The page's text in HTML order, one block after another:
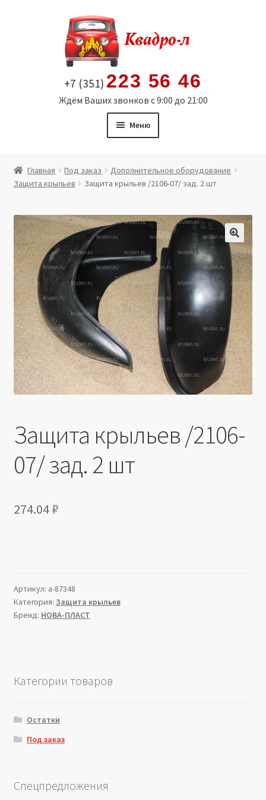
содержимому
+7 (351) 223 56 46
Ждём Ваших звонков с 9:00 до 21:00
Меню
Витрина
Мой аккаунт
Политика в отношении обработки персональных
данных
Производители
Юридические данные
Главная Под заказ
Дополнительное оборудование
Защита крыльев
Защита крыльев /2106-07/ зад. 2 шт
🔍
Защита крыльев /2106-
07/ зад. 2 шт
274.04₽
Артикул: a-87348
Категория: Защита крыльев
Бренд: НОВА-ПЛАСТ
Категории товаров
Остатки
Под заказ
Спецпредложения